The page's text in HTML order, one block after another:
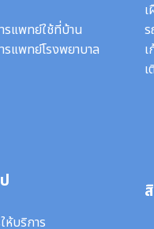
แพทย์ใช้ที่บ้าน
แพทย์โรงพยาบาล
ห้บริการ